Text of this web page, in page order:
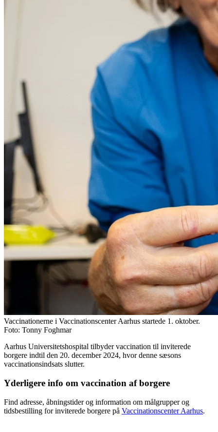
Vaccinationerne i Vaccinationscenter Aarhus startede 1. oktober.
Foto: Tonny Foghmar
Aarhus Universitetshospital tilbyder vaccination til inviterede
borgere indtil den 20. december 2024, hvor denne sæsons
vaccinationsindsats slutter.
Yderligere info om vaccination af borgere
Find adresse, åbningstider og information om målgrupper og
tidsbestilling for inviterede borgere på Vaccinationscenter Aarhus.